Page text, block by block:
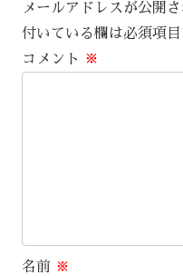
メールアドレスが公開
付いている欄は必須項
コメント
※
名前 ※